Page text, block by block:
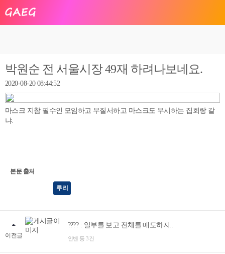
박원순 전 서울시장 49재 하려나보네요.
2020-08-20 08:44:52
마스크 지참 필수인 모임하고 무질서하고 마스크도 무시하는 집회랑 같
냐.
본문 출처
루리
이전글
???? : 일부를 보고 전체를 매도하지..
인벤 등 3건